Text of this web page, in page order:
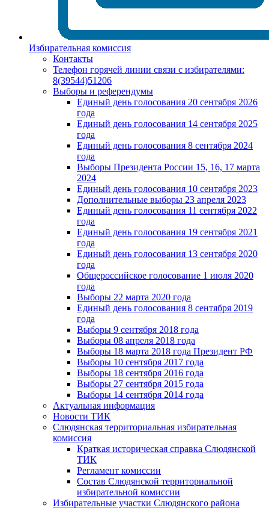
Избирательная комиссия
Контакты
Телефон горячей линии связи с избирателями:
8(39544)51206
Выборы и референдумы
Единый день голосования 20 сентября 2026
года
Единый день голосования 14 сентября 2025
года
Единый день голосования 8 сентября 2024
года
Выборы Президента России 15, 16, 17 марта
2024
Единый день голосования 10 сентября 2023
Дополнительные выборы 23 апреля 2023
Единый день голосования 11 сентября 2022
года
Единый день голосования 19 сентября 2021
года
Единый день голосования 13 сентября 2020
года
Общероссийское голосование 1 июля 2020
года
Выборы 22 марта 2020 года
Единый день голосования 8 сентября 2019
года
Выборы 9 сентября 2018 года
Выборы 08 апреля 2018 года
Выборы 18 марта 2018 года Президент РФ
Выборы 10 сентября 2017 года
Выборы 18 сентября 2016 года
Выборы 27 сентября 2015 года
Выборы 14 сентября 2014 года
Актуальная информация
Новости ТИК
Слюдянская территориальная избирательная
комиссия
Краткая историческая справка Слюдянской
ТИК
Регламент комиссии
Состав Слюдянской территориальной
избирательной комиссии
Избирательные участки Слюдянского района